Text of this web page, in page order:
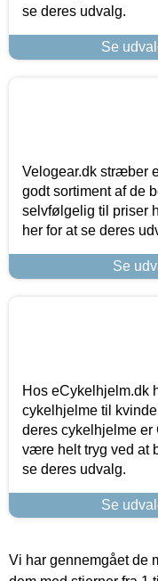
se deres udvalg.
Se
Velogear.dk stræber
godt sortiment af de
selvfølgelig til priser
her for at se deres
Se
Hos eCykelhjelm.dk
cykelhjelme til
deres cykelhjelme er
være helt tryg ved at
se deres udvalg.
Se
Vi har gennemgået de